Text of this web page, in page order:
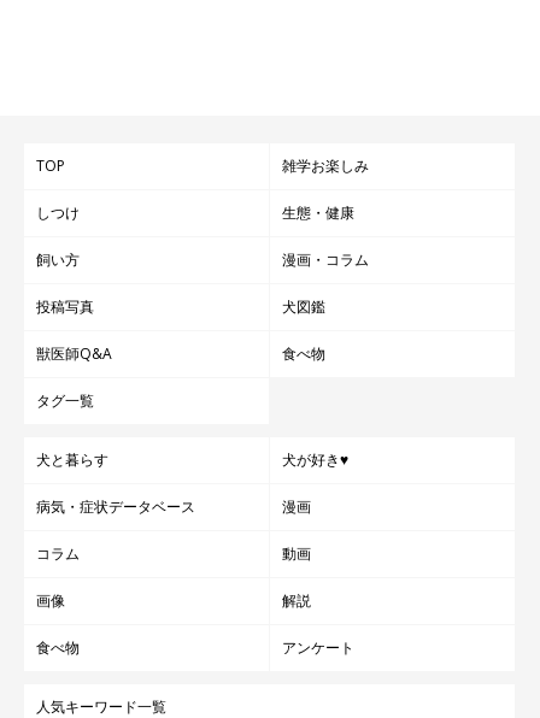
TOP 雑学お楽しみ
しつけ 生態・健康
飼い方 漫画・コラム
投稿写真 犬図鑑
獣医師Q&A 食べ物
タグ一覧
犬と暮らす 犬が好き♥
病気・症状データベース 漫画
コラム 動画
画像 解説
食べ物 アンケート
人気キーワード一覧